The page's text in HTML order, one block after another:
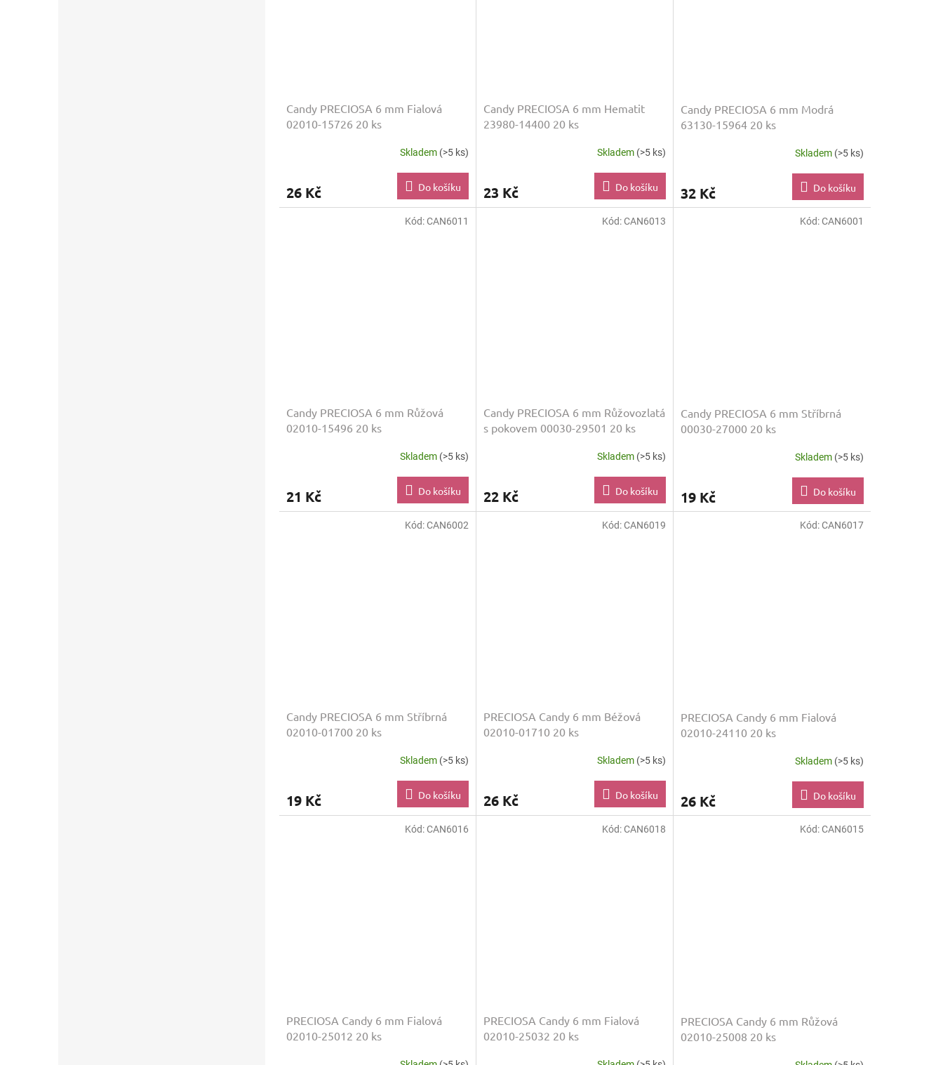
Candy PRECIOSA 6 mm Fialová
02010-15726 20 ks
Skladem (>5 ks)
26 Kč Do košíku
Candy PRECIOSA 6 mm Hematit
23980-14400 20 ks
Skladem (>5 ks)
23 Kč Do košíku
Candy PRECIOSA 6 mm Modrá
63130-15964 20 ks
Skladem (>5 ks)
32 Kč Do košíku
Candy PRECIOSA 6 mm Růžová
02010-15496 20 ks
Skladem (>5 ks)
21 Kč Do košíku
Kód:CAN6011
Candy PRECIOSA 6 mm Růžovozlatá
s pokovem 00030-29501 20 ks
Skladem (>5 ks)
22 Kč Do košíku
Kód:CAN6013
Candy PRECIOSA 6 mm Stříbrná
00030-27000 20 ks
Skladem (>5 ks)
19 Kč Do košíku
Kód:CAN6001
Candy PRECIOSA 6 mm Stříbrná
02010-01700 20 ks
Skladem (>5 ks)
19 Kč Do košíku
Kód:CAN6002
PRECIOSA Candy 6 mm Béžová
02010-01710 20 ks
Skladem (>5 ks)
26 Kč Do košíku
Kód:CAN6019
PRECIOSA Candy 6 mm Fialová
02010-24110 20 ks
Skladem (>5 ks)
26 Kč Do košíku
Kód:CAN6017
PRECIOSA Candy 6 mm Fialová
02010-25012 20 ks
Kód:CAN6016
PRECIOSA Candy 6 mm Fialová
02010-25032 20 ks
Kód:CAN6018
PRECIOSA Candy 6 mm Růžová
02010-25008 20 ks
Kód:CAN6015